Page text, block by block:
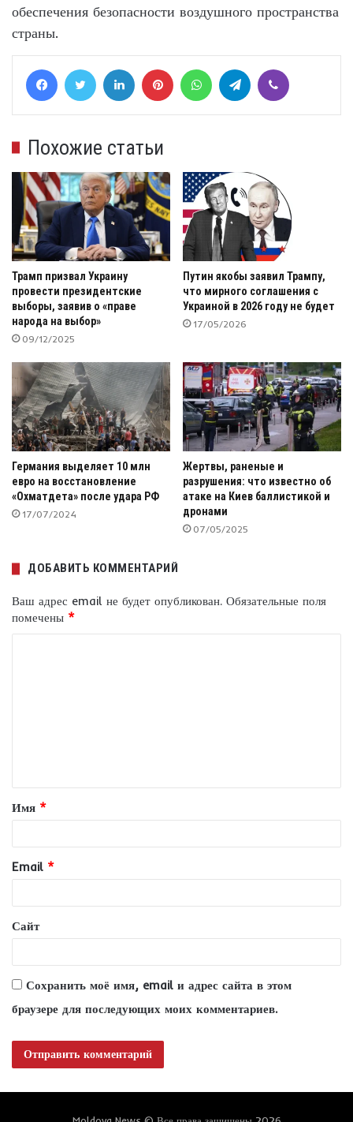
обеспечения безопасности воздушного пространства
страны.
FacebookTwitter LinkedIn Pinterest WhatsAppTelegram
Похожие статьи
Трамп призвал Украину
провести президентские
выборы, заявив о «праве
народа на выбор»
09/12/2025
Путин якобы заявил Трампу,
что мирного соглашения с
Украиной в 2026 году не будет
17/05/2026
Германия выделяет 10 млн
евро на восстановление
«Охматдета» после удара РФ
17/07/2024
Жертвы, раненые и
разрушения: что известно об
атаке на Киев баллистикой и
дронами
07/05/2025
ДОБАВИТЬ КОММЕНТАРИЙ
Ваш адрес email не будет опубликован. Обязательные поля
помечены *
т
а
и
й
*
Имя *
Email *
Сайт
Сохранить моё имя, email и адрес сайта в этом
браузере для последующих моих комментариев.